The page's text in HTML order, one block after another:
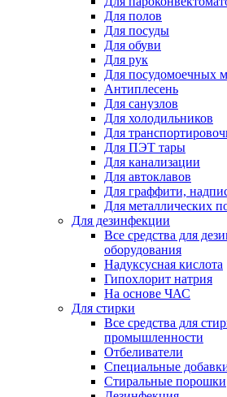
Для полов
Для посуды
Для обуви
Для рук
Для посудомоечных
Антиплесень
Для санузлов
Для холодильников
Для
Для ПЭТ тары
Для канализации
Для автоклавов
Для граффити,
Для металлических
Для дезинфекции
Все средства для
оборудования
Надуксусная кислота
Гипохлорит натрия
На основе ЧАС
Для стирки
Все средства для
промышленности
Отбеливатели
Специальные
Стиральные порошки